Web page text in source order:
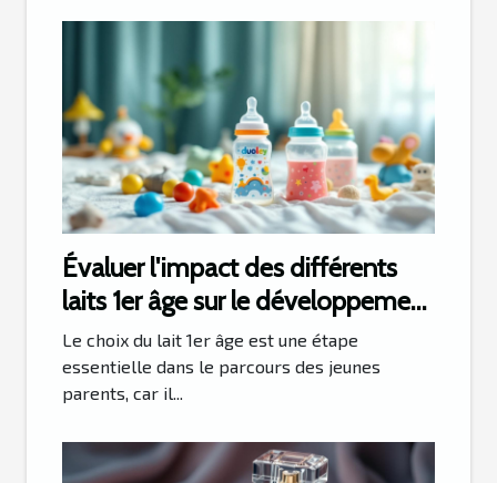
Évaluer l'impact des différents
laits 1er âge sur le développement
infantile
Le choix du lait 1er âge est une étape
essentielle dans le parcours des jeunes
parents, car il...